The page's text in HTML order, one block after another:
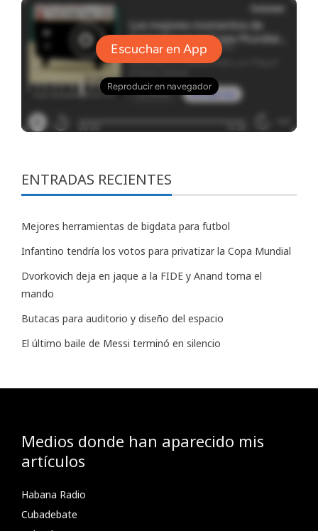
ENTRADAS RECIENTES
Mejores herramientas de bigdata para futbol
Infantino tendría los votos para privatizar la Copa Mundial
Dvorkovich deja en jaque a la FIDE y Anand toma el
mando
Butacas para auditorio y diseño del espacio
El último baile de Messi terminó en silencio
Medios donde han aparecido mis
artículos
Habana Radio
Cubadebate